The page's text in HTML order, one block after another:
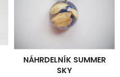
NÁHRDELNÍK SUMMER
SKY